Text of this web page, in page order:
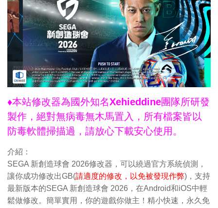
♦本站修改器為國外知名Xehieddine團隊所研發
製作，絕對無病毒無木馬置入，所有檔案皆以
防毒軟體掃描過，請放心下載安心使用。
介紹：
SEGA 新創造球會 2026修改器，可以繞過官方系統偵測，
讓你成功修改出GB(請適度的修改，以免被發現作弊)，支持
最新版本的SEGA 新創造球會 2026，在Android和iOS中輕
鬆做修改。簡單實用，你的遊戲你做主！精小快速，永久免